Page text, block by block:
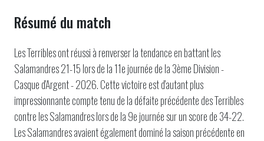
Résumé du match
Les Terribles ont réussi à renverser la tendance en battant les
Salamandres 21-15 lors de la 11e journée de la 3ème Division -
Casque d'Argent - 2026. Cette victoire est d'autant plus
impressionnante compte tenu de la défaite précédente des Terribles
contre les Salamandres lors de la 9e journée sur un score de 34-22.
Les Salamandres avaient également dominé la saison précédente en